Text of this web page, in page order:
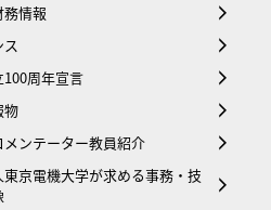
情報
周年宣言
物
メンテーター教員紹介
京電機大学が求める事務・技